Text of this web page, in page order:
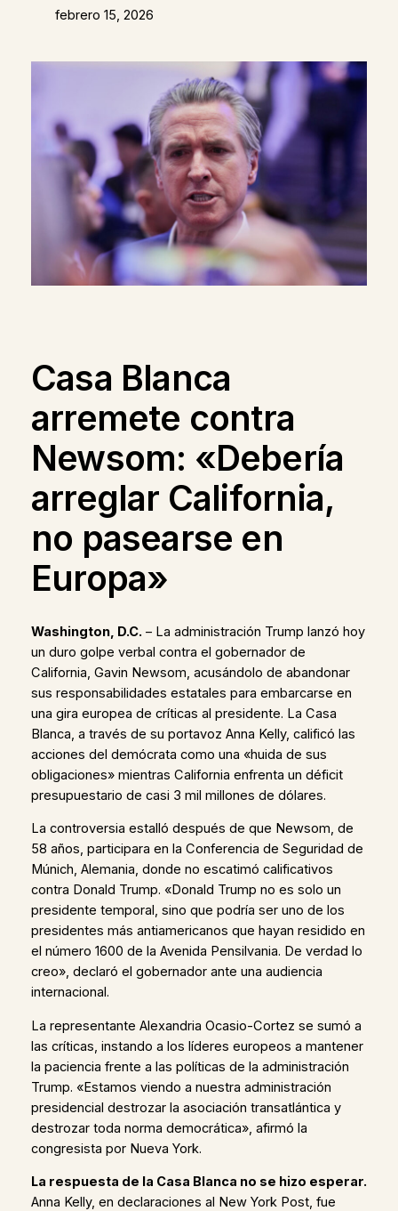
febrero 15, 2026
Casa Blanca
arremete contra
Newsom: «Debería
arreglar California,
no pasearse en
Europa»
Washington, D.C. – La administración Trump lanzó hoy
un duro golpe verbal contra el gobernador de
California, Gavin Newsom, acusándolo de abandonar
sus responsabilidades estatales para embarcarse en
una gira europea de críticas al presidente. La Casa
Blanca, a través de su portavoz Anna Kelly, calificó las
acciones del demócrata como una «huida de sus
obligaciones» mientras California enfrenta un déficit
presupuestario de casi 3 mil millones de dólares.
La controversia estalló después de que Newsom, de
58 años, participara en la Conferencia de Seguridad de
Múnich, Alemania, donde no escatimó calificativos
contra Donald Trump. «Donald Trump no es solo un
presidente temporal, sino que podría ser uno de los
presidentes más antiamericanos que hayan residido en
el número 1600 de la Avenida Pensilvania. De verdad lo
creo», declaró el gobernador ante una audiencia
internacional.
La representante Alexandria Ocasio-Cortez se sumó a
las críticas, instando a los líderes europeos a mantener
la paciencia frente a las políticas de la administración
Trump. «Estamos viendo a nuestra administración
presidencial destrozar la asociación transatlántica y
destrozar toda norma democrática», afirmó la
congresista por Nueva York.
La respuesta de la Casa Blanca no se hizo esperar.
Anna Kelly, en declaraciones al New York Post, fue